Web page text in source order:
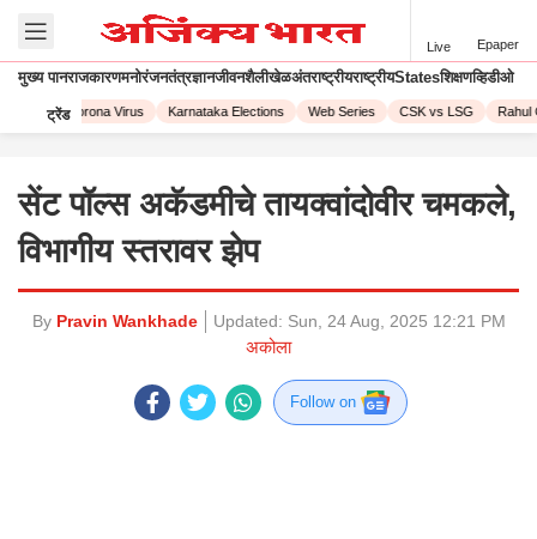
Live Epaper
मुख्य पानराजकारणमनोरंजनतंत्रज्ञानजीवनशैलीखेळअंतराष्ट्रीयराष्ट्रीयStatesशिक्षणव्हिडीओ
ट्रेंडCorona Virus Karnataka Elections Web Series CSK vs LSG Rahul
सेंट पॉल्स अकॅडमीचे तायक्वांदोवीर चमकले,
विभागीय स्तरावर झेप
By Pravin Wankhade Updated: Sun, 24 Aug, 2025 12:21 PM
अकोला
Follow on